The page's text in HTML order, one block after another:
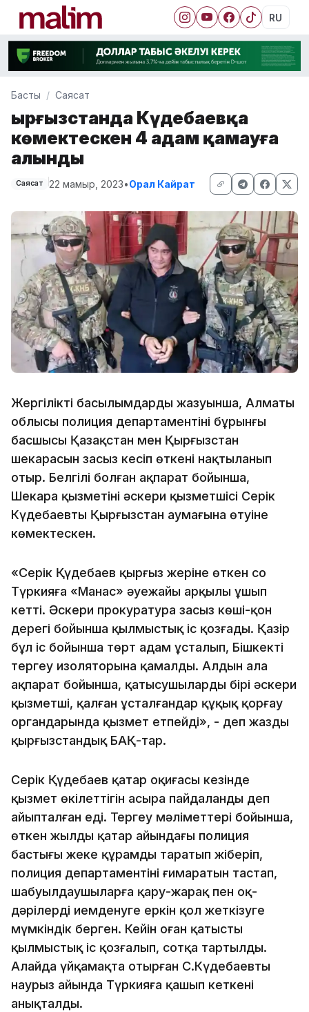
RU
Басты Саясат
Қырғызстанда Күдебаевқа
көмектескен 4 адам қамауға
алынды
Саясат 22 мамыр, 2023•Орал Кайрат
Жергілікті басылымдардың жазуынша, Алматы
облысы полиция департаментінің бұрынғы
басшысы Қазақстан мен Қырғызстан
шекарасын заңсыз кесіп өткені нақтыланып
отыр. Белгілі болған ақпарат бойынша,
Шекара қызметінің әскери қызметшісі Серік
Күдебаевтың Қырғызстан аумағына өтуіне
көмектескен.
«Серік Қүдебаев қырғыз жеріне өткен соң
Түркияға «Манас» әуежайы арқылы ұшып
кетті. Әскери прокуратура заңсыз көші-қон
дерегі бойынша қылмыстық іс қозғады. Қазір
бұл іс бойынша төрт адам ұсталып, Бішкектің
тергеу изоляторына қамалды. Алдын ала
ақпарат бойынша, қатысушылардың бірі әскери
қызметші, қалған ұсталғандар құқық қорғау
органдарында қызмет етпейді», - деп жазды
қырғызстандық БАҚ-тар.
Серік Қүдебаев қаңтар оқиғасы кезінде
қызмет өкілеттігін асыра пайдаланды деп
айыпталған еді. Тергеу мәліметтері бойынша,
өткен жылдың қаңтар айындағы полиция
бастығы жеке құрамды таратып жіберіп,
полиция департаментінің ғимаратын тастап,
шабуылдаушыларға қару-жарақ пен оқ-
дәрілерді иемденуге еркін қол жеткізуге
мүмкіндік берген. Кейін оған қатысты
қылмыстық іс қозғалып, сотқа тартылды.
Алайда үйқамақта отырған С.Күдебаевтың
наурыз айында Түркияға қашып кеткені
анықталды.